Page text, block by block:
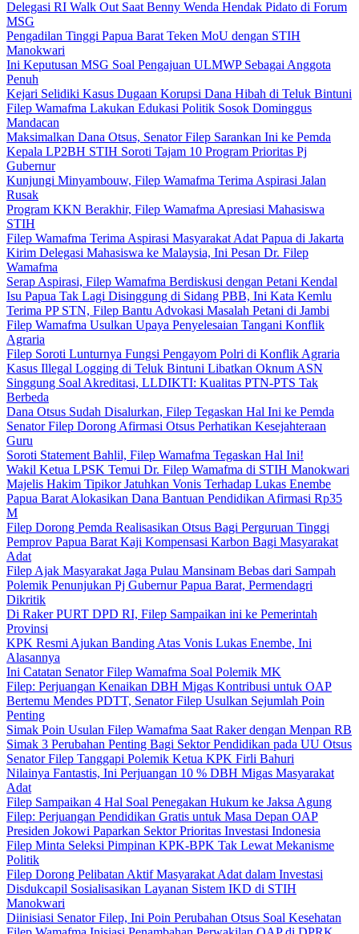
Delegasi RI Walk Out Saat Benny Wenda Hendak Pidato di Forum
MSG
Pengadilan Tinggi Papua Barat Teken MoU dengan STIH
Manokwari
Ini Keputusan MSG Soal Pengajuan ULMWP Sebagai Anggota
Penuh
Kejari Selidiki Kasus Dugaan Korupsi Dana Hibah di Teluk Bintuni
Filep Wamafma Lakukan Edukasi Politik Sosok Dominggus
Mandacan
Maksimalkan Dana Otsus, Senator Filep Sarankan Ini ke Pemda
Kepala LP2BH STIH Soroti Tajam 10 Program Prioritas Pj
Gubernur
Kunjungi Minyambouw, Filep Wamafma Terima Aspirasi Jalan
Rusak
Program KKN Berakhir, Filep Wamafma Apresiasi Mahasiswa
STIH
Filep Wamafma Terima Aspirasi Masyarakat Adat Papua di Jakarta
Kirim Delegasi Mahasiswa ke Malaysia, Ini Pesan Dr. Filep
Wamafma
Serap Aspirasi, Filep Wamafma Berdiskusi dengan Petani Kendal
Isu Papua Tak Lagi Disinggung di Sidang PBB, Ini Kata Kemlu
Terima PP STN, Filep Bantu Advokasi Masalah Petani di Jambi
Filep Wamafma Usulkan Upaya Penyelesaian Tangani Konflik
Agraria
Filep Soroti Lunturnya Fungsi Pengayom Polri di Konflik Agraria
Kasus Illegal Logging di Teluk Bintuni Libatkan Oknum ASN
Singgung Soal Akreditasi, LLDIKTI: Kualitas PTN-PTS Tak
Berbeda
Dana Otsus Sudah Disalurkan, Filep Tegaskan Hal Ini ke Pemda
Senator Filep Dorong Afirmasi Otsus Perhatikan Kesejahteraan
Guru
Soroti Statement Bahlil, Filep Wamafma Tegaskan Hal Ini!
Wakil Ketua LPSK Temui Dr. Filep Wamafma di STIH Manokwari
Majelis Hakim Tipikor Jatuhkan Vonis Terhadap Lukas Enembe
Papua Barat Alokasikan Dana Bantuan Pendidikan Afirmasi Rp35
M
Filep Dorong Pemda Realisasikan Otsus Bagi Perguruan Tinggi
Pemprov Papua Barat Kaji Kompensasi Karbon Bagi Masyarakat
Adat
Filep Ajak Masyarakat Jaga Pulau Mansinam Bebas dari Sampah
Polemik Penunjukan Pj Gubernur Papua Barat, Permendagri
Dikritik
Di Raker PURT DPD RI, Filep Sampaikan ini ke Pemerintah
Provinsi
KPK Resmi Ajukan Banding Atas Vonis Lukas Enembe, Ini
Alasannya
Ini Catatan Senator Filep Wamafma Soal Polemik MK
Filep: Perjuangan Kenaikan DBH Migas Kontribusi untuk OAP
Bertemu Mendes PDTT, Senator Filep Usulkan Sejumlah Poin
Penting
Simak Poin Usulan Filep Wamafma Saat Raker dengan Menpan RB
Simak 3 Perubahan Penting Bagi Sektor Pendidikan pada UU Otsus
Senator Filep Tanggapi Polemik Ketua KPK Firli Bahuri
Nilainya Fantastis, Ini Perjuangan 10 % DBH Migas Masyarakat
Adat
Filep Sampaikan 4 Hal Soal Penegakan Hukum ke Jaksa Agung
Filep: Perjuangan Pendidikan Gratis untuk Masa Depan OAP
Presiden Jokowi Paparkan Sektor Prioritas Investasi Indonesia
Filep Minta Seleksi Pimpinan KPK-BPK Tak Lewat Mekanisme
Politik
Filep Dorong Pelibatan Aktif Masyarakat Adat dalam Investasi
Disdukcapil Sosialisasikan Layanan Sistem IKD di STIH
Manokwari
Diinisiasi Senator Filep, Ini Poin Perubahan Otsus Soal Kesehatan